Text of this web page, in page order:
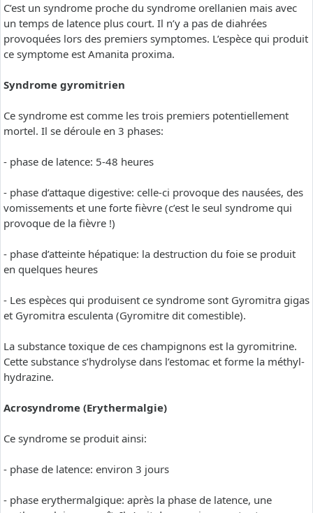
C’est un syndrome proche du syndrome orellanien mais avec
un temps de latence plus court. Il n’y a pas de diahrées
provoquées lors des premiers symptomes. L’espèce qui produit
ce symptome est Amanita proxima.
Syndrome gyromitrien
Ce syndrome est comme les trois premiers potentiellement
mortel. Il se déroule en 3 phases:
- phase de latence: 5-48 heures
- phase d’attaque digestive: celle-ci provoque des nausées, des
vomissements et une forte fièvre (c’est le seul syndrome qui
provoque de la fièvre !)
- phase d’atteinte hépatique: la destruction du foie se produit
en quelques heures
- Les espèces qui produisent ce syndrome sont Gyromitra gigas
et Gyromitra esculenta (Gyromitre dit comestible).
La substance toxique de ces champignons est la gyromitrine.
Cette substance s’hydrolyse dans l’estomac et forme la méthyl-
hydrazine.
Acrosyndrome (Erythermalgie)
Ce syndrome se produit ainsi:
- phase de latence: environ 3 jours
- phase erythermalgique: après la phase de latence, une